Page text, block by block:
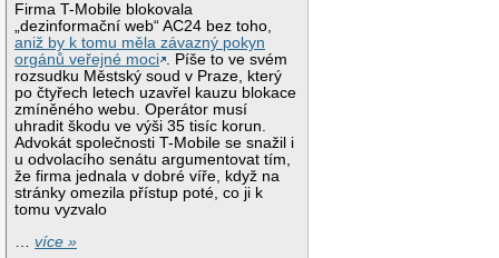
Firma T-Mobile blokovala
„dezinformační web“ AC24 bez toho,
aniž by k tomu měla závazný pokyn
orgánů veřejné moci . Píše to ve svém
rozsudku Městský soud v Praze, který
po čtyřech letech uzavřel kauzu blokace
zmíněného webu. Operátor musí
uhradit škodu ve výši 35 tisíc korun.
Advokát společnosti T-Mobile se snažil i
u odvolacího senátu argumentovat tím,
že firma jednala v dobré víře, když na
stránky omezila přístup poté, co ji k
tomu vyzvalo
…více »